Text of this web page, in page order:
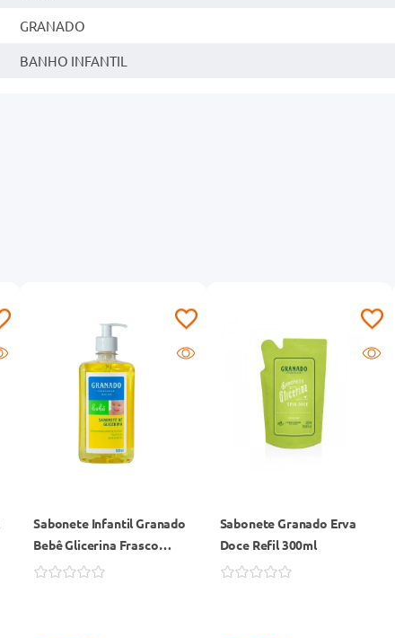
GRANADO
BANHO INFANTIL
Sabonete Infantil Granado
Bebê Glicerina Frasco
500ml
Sabonete Granado Erva
Doce Refil 300ml